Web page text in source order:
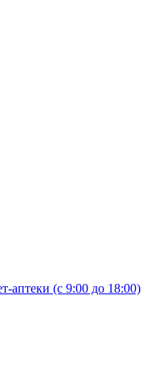
аптеки (с 9:00 до 18:00)